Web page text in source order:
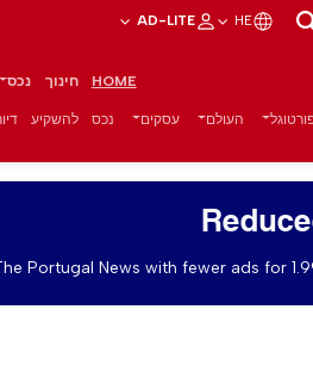
HE
AD-LITE
HOME חינוך נכס
העולם עסקים נכס להשקיע
Portugal News with fewer ads for